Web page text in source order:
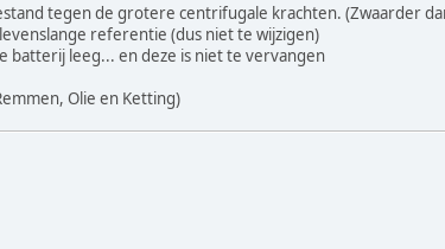
tegen de grotere centrifugale krachten. (Zwaarder
referentie (dus niet te wijzigen)
batterij leeg... en deze is niet te vervangen
Olie en Ketting)